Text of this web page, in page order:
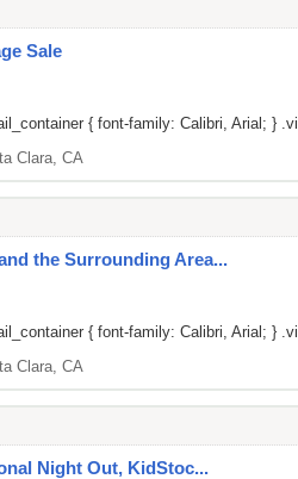
Sale
{ font-family: Calibri, Arial; }
Clara, CA
the Surrounding Area...
{ font-family: Calibri, Arial; }
Clara, CA
Night Out, KidStoc...